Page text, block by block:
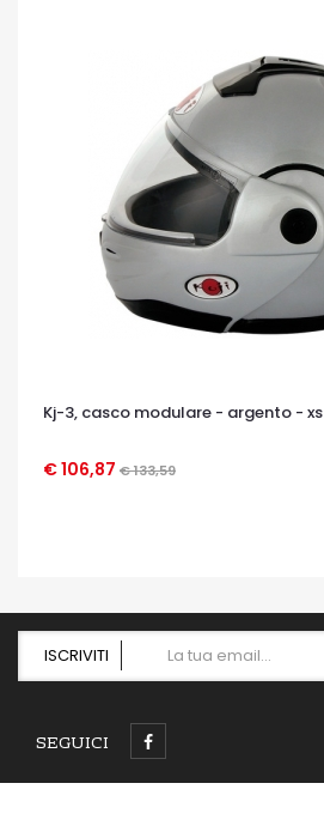
Kj-3, casco modulare - argento - xs
€ 106,87 € 133,59
OCCHIATA VELOCE
ISCRIVITI
SEGUICI